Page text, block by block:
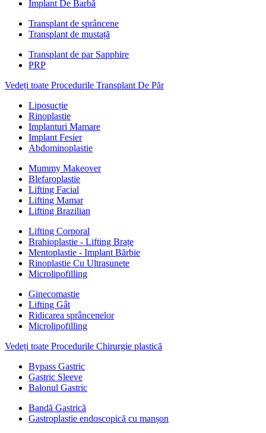
Implant De Barbă
Transplant de sprâncene
Transplant de mustață
Transplant de par Sapphire
PRP
Vedeți toate Procedurile Transplant De Păr
Liposucție
Rinoplastie
Implanturi Mamare
Implant Fesier
Abdominoplastie
Mummy Makeover
Blefaroplastie
Lifting Facial
Lifting Mamar
Lifting Brazilian
Lifting Corporal
Brahioplastie - Lifting Brațe
Mentoplastie - Implant Bărbie
Rinoplastie Cu Ultrasunete
Microlipofilling
Ginecomastie
Lifting Gât
Ridicarea sprâncenelor
Microlipofilling
Vedeți toate Procedurile Chirurgie plastică
Bypass Gastric
Gastric Sleeve
Balonul Gastric
Bandă Gastrică
Gastroplastie endoscopică cu manșon